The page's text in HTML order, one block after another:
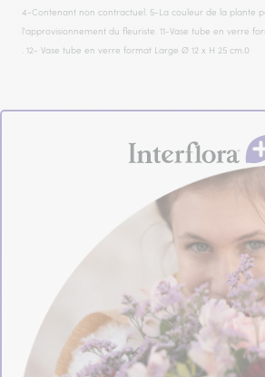
4-Contenant non contractuel. 5-La couleur de la plante
l'approvisionnement du fleuriste. 11-Vase tube en verre
. 12- Vase tube en verre format Large Ø 12 x H 25 cm.0